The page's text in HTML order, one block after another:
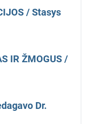
/ Stasys
IR ŽMOGUS /
Dr.